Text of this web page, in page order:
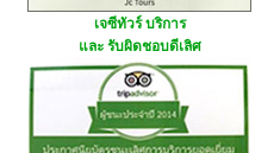
เจซีทัวร์ บริการ
และ รับผิดชอบดีเลิศ